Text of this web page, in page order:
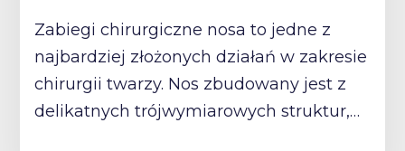
Zabiegi chirurgiczne nosa to jedne z
najbardziej złożonych działań w zakresie
chirurgii twarzy. Nos zbudowany jest z
delikatnych trójwymiarowych struktur,…